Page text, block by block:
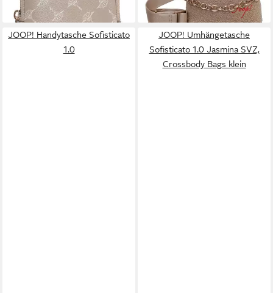
lieferbar - in 2-3 Werktagen bei dir
JOOP! Handytasche Sofisticato
1.0
JOOP! Umhängetasche
Sofisticato 1.0 Jasmina SVZ,
Crossbody Bags klein